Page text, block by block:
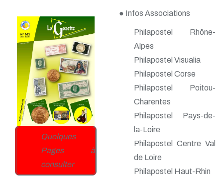
Quelques
Pages à
consulter
● Infos Associations
Philapostel Rhône-
Alpes
Philapostel Visualia
Philapostel Corse
Philapostel Poitou-
Charentes
Philapostel Pays-de-
la-Loire
Philapostel Centre Val
de Loire
Philapostel Haut-Rhin